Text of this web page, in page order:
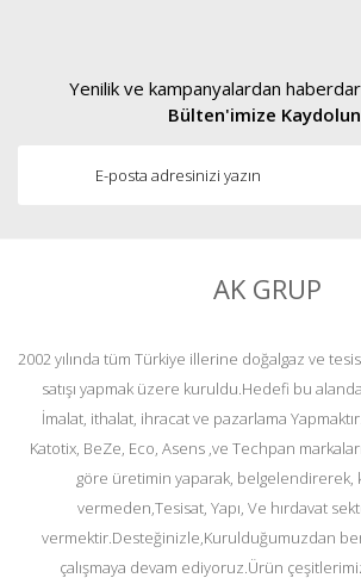
Yenilik ve kampanyalardan
Bülten'imize
AK GRUP
2002 yılında tüm Türkiye illerine doğalgaz ve
satışı yapmak üzere kuruldu.Hedefi bu
İmalat, ithalat, ihracat ve pazarlama
Katotix, BeZe, Eco, Asens ,ve Techpan
göre üretimin yaparak, belgelendirerek,
vermeden,Tesisat, Yapı, Ve hırdavat
vermektir.Desteğinizle,Kurulduğumuzdan
çalışmaya devam ediyoruz.Ürün